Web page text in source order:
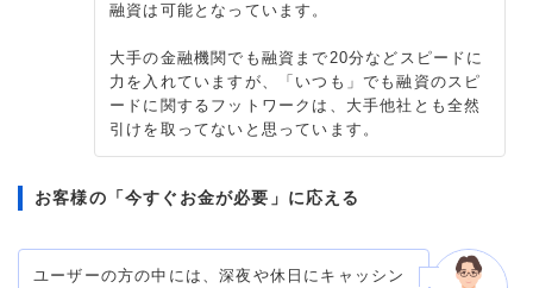
融資は可能となっています。
大手の金融機関でも融資まで20分などスピードに
力を入れていますが、「いつも」でも融資のスピ
ードに関するフットワークは、大手他社とも全然
引けを取ってないと思っています。
お客様の「今すぐお金が必要」に応える
ユーザーの方の中には、深夜や休日にキャッシン